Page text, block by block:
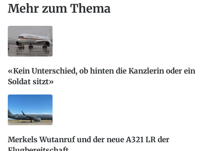
Mehr zum Thema
«Kein Unterschied, ob hinten die Kanzlerin oder ein
Soldat sitzt»
Merkels Wutanruf und der neue A321 LR der